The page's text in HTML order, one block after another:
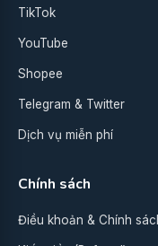
TikTok
YouTube
Shopee
Telegram & Twitter
Dịch vụ miễn phí
Chính sách
Điều khoản & Chính